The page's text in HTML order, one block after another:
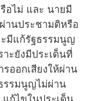
อไม่ และ นายมี
านประชามติหรือ
มีแก้รัฐธรรมนูญ
ะยังมีประเด็นที่
ออกเสียงให้ผ่าน
รรมนูญไม่ผ่าน